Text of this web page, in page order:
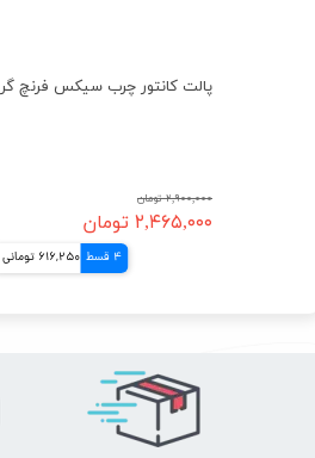
۲,۹۰۰,۰۰۰ تومان
۲,۴۶۵,۰۰۰ تومان
4 قسط 616,250 تومانی